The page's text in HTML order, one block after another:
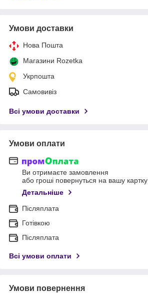
Умови доставки
Нова Пошта
Магазини Rozetka
Укрпошта
Самовивіз
Всі умови доставки
Умови оплати
Ви отримаєте замовлення
або гроші повернуться на вашу картку
Детальніше
Післяплата
Готівкою
Післяплата
Всі умови оплати
Умови повернення